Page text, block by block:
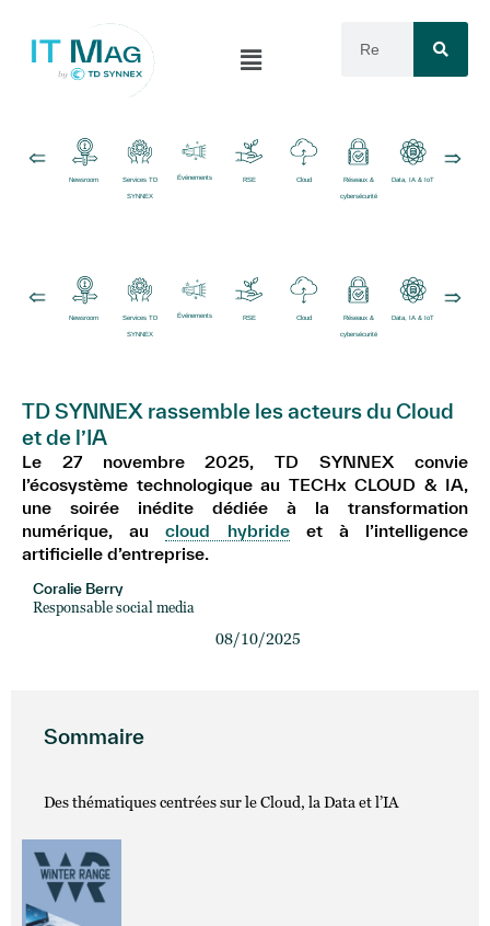
Newsroom Services TD
SYNNEX
Événements RSE Cloud Réseaux &
cybersécurité
Data, IA & IoT
Newsroom Services TD
SYNNEX
Événements RSE Cloud Réseaux &
cybersécurité
Data, IA & IoT
TD SYNNEX rassemble les acteurs du Cloud
et de l’IA
Le 27 novembre 2025, TD SYNNEX convie
l’écosystème technologique au TECHx CLOUD & IA,
une soirée inédite dédiée à la transformation
numérique, aucloud hybrideet à l’intelligence
artificielle d’entreprise.
Coralie Berry
Responsable social media
08/10/2025
Sommaire
Des thématiques centrées sur le Cloud, la Data et l’IA